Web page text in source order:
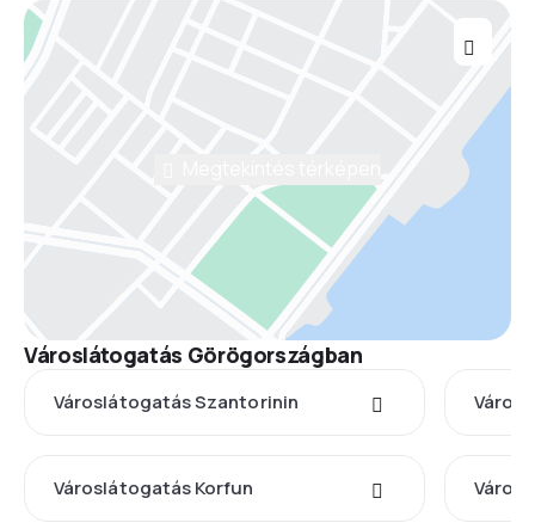
Városlátogatás Görögországban
Városlátogatás Szantorinin
Városlátogatás Korfun